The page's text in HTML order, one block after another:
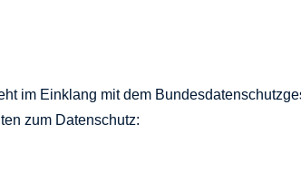
im Einklang mit dem
zum Datenschutz: